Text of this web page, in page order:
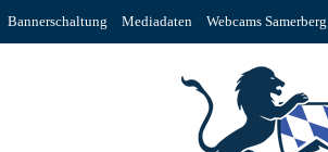
Bannerschaltung Mediadaten Webcams Samerberg